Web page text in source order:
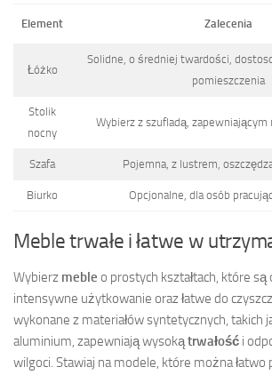
Element Zalecenia
Łóżko
Solidne, o średniej twardości,
pomieszczenia
Stolik
nocny
Wybierz z szufladą, zapewniającym
Szafa Pojemna, z lustrem,
Biurko Opcjonalne, dla osób
Meble trwałe i łatwe w
Wybierz meble o prostych kształtach, które są
intensywne użytkowanie oraz łatwe do
wykonane z materiałów syntetycznych, takich
aluminium, zapewniają wysokątrwałość i
wilgoci. Stawiaj na modele, które można łatwo